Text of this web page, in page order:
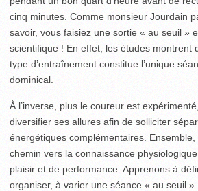
cinq minutes. Comme monsieur Jourdain
savoir, vous faisiez une sortie « au seuil »
scientifique ! En effet, les études montrent
type d’entraînement constitue l’unique
dominical.
À l’inverse, plus le coureur est
diversifier ses allures afin de solliciter
énergétiques complémentaires.
chemin vers la connaissance
plaisir et de performance. Apprenons à
organiser, à varier une séance « au seuil